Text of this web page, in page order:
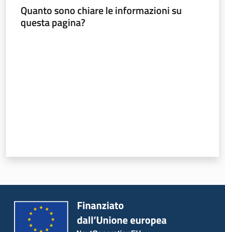
Import-
Export
Quanto sono chiare le informazioni su
questa pagina?